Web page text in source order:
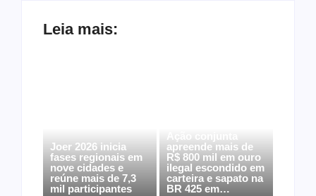
Leia mais:
Joer 2026 inicia
fases regionais em
nove cidades e
reúne mais de 7,3
mil participantes
apreende mais de
R$ 800 mil em ouro
ilegal escondido em
carteira e sapato na
BR 425 em…